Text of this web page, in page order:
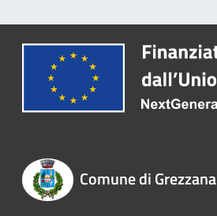
Comune di Grezzana